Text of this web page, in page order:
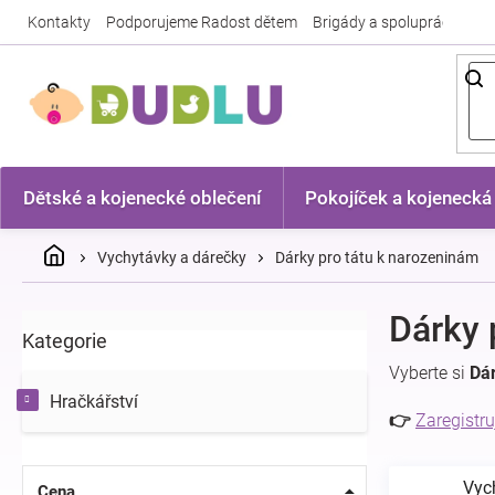
Kontakty Podporujeme Radost dětem Brigády a spolupráce
Dětské a kojenecké oblečení Pokojíček a kojenecká
DomůVychytávky a dárečky Dárky pro tátu k narozeninám
o
t
r
n
Přeskočit
Kategorie
Hračkářství
Dárky
Vyberte si
👉